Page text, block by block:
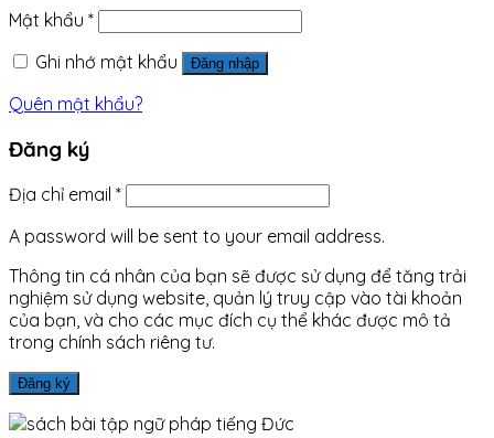
Mật khẩu *
Ghi nhớ mật khẩu
Đăng nhập
Quên mật khẩu?
Đăng ký
Địa chỉ email *
A password will be sent to your email address.
Thông tin cá nhân của bạn sẽ được sử dụng để tăng trải
nghiệm sử dụng website, quản lý truy cập vào tài khoản
của bạn, và cho các mục đích cụ thể khác được mô tả
trong chính sách riêng tư.
Đăng ký